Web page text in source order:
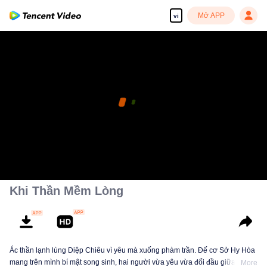
vi Mở APP
Khi Thần Mềm Lòng
Ác thần lạnh lùng Diệp Chiêu vì yêu mà xuống phàm trần. Đế cơ Sở Hy Hòa
mang trên mình bí mật song sinh, hai người vừa yêu vừa đối đầu giữa biểnMore